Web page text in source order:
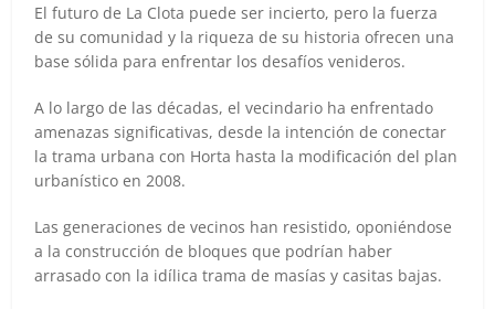
El futuro de La Clota puede ser incierto, pero la fuerza
de su comunidad y la riqueza de su historia ofrecen una
base sólida para enfrentar los desafíos venideros.
A lo largo de las décadas, el vecindario ha enfrentado
amenazas significativas, desde la intención de conectar
la trama urbana con Horta hasta la modificación del plan
urbanístico en 2008.
Las generaciones de vecinos han resistido, oponiéndose
a la construcción de bloques que podrían haber
arrasado con la idílica trama de masías y casitas bajas.